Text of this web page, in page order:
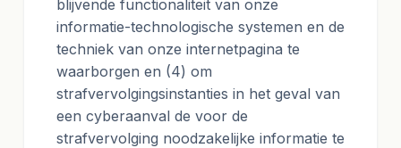
blijvende functionaliteit van onze
informatie-technologische systemen en de
techniek van onze internetpagina te
waarborgen en (4) om
strafvervolgingsinstanties in het geval van
een cyberaanval de voor de
strafvervolging noodzakelijke informatie te